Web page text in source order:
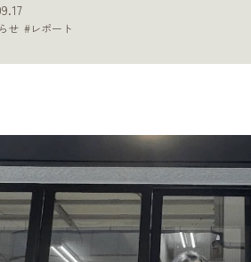
せ レポート